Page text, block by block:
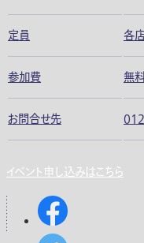
定員 各
参加費 無
お問合せ先
イベント申し込みはこちら